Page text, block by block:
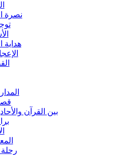
نصرة
هداية
بين القرآن